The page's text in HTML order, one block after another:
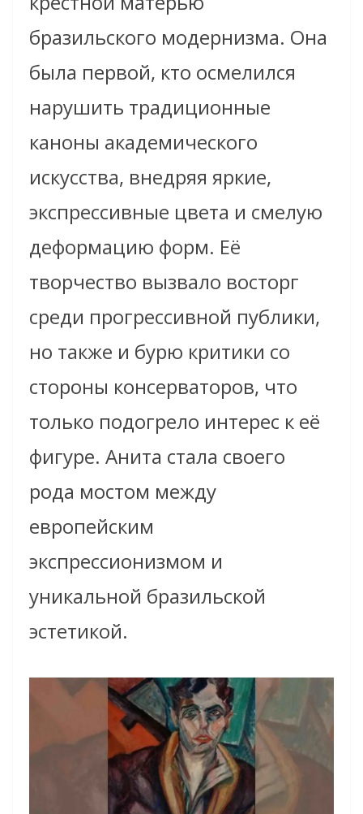
бразильского модернизма. Она
была первой, кто осмелился
нарушить традиционные
каноны академического
искусства, внедряя яркие,
экспрессивные цвета и смелую
деформацию форм. Её
творчество вызвало восторг
среди прогрессивной публики,
но также и бурю критики со
стороны консерваторов, что
только подогрело интерес к её
фигуре. Анита стала своего
рода мостом между
европейским
экспрессионизмом и
уникальной бразильской
эстетикой.